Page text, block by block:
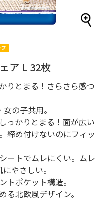
ア L 32枚
りとまる！さらさら感つ
の子共用。
っかりとまる！面が広い
締め付けないのにフィッ
ートでムレにくい。ムレ
やさしい。
トポケット構造。
る北欧風デザイン。